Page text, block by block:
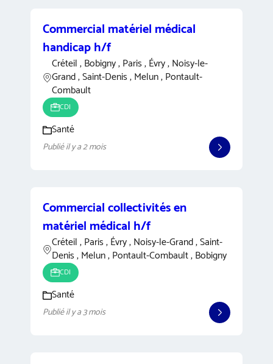
Commercial matériel médical
handicap h/f
Créteil , Bobigny , Paris , Évry , Noisy-le-
Grand , Saint-Denis , Melun , Pontault-
Combault
CDI
Santé
Publié il y a 2 mois
Commercial collectivités en
matériel médical h/f
Créteil , Paris , Évry , Noisy-le-Grand , Saint-
Denis , Melun , Pontault-Combault , Bobigny
CDI
Santé
Publié il y a 3 mois